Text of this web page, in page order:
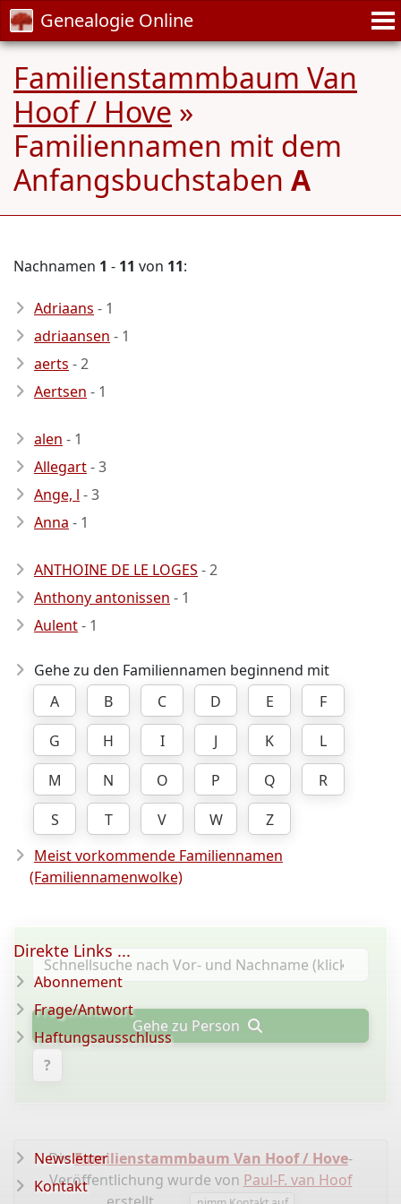
Genealogie Online
Familienstammbaum Van
Hoof / Hove »
Familiennamen mit dem
Anfangsbuchstaben A
Nachnamen 1 - 11 von 11:
Adriaans - 1
adriaansen - 1
aerts - 2
Aertsen - 1
alen - 1
Allegart- 3
Ange, l - 3
Anna - 1
ANTHOINE DE LE LOGES - 2
Anthony antonissen - 1
Aulent- 1
Gehe zu den Familiennamen beginnend mit
A
B C D E
F
G
H I J K
L
M
N O P Q
R
S
T V W
Z
Meist vorkommende Familiennamen
(Familiennamenwolke)
Gehe zu Person
?
DieFamilienstammbaum Van Hoof / Hove-
Veröffentlichung wurde von Paul-F. van Hoof
Direkte Links ...
Abonnement
Frage/Antwort
Haftungsausschluss
Newsletter
Kontakt